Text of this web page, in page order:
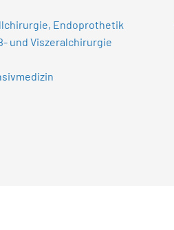
Endoprothetik
und Viszeralchirurgie